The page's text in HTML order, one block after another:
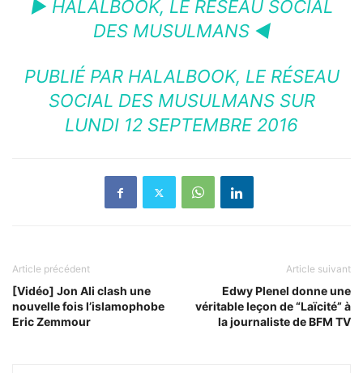
► HALALBOOK, LE RÉSEAU SOCIAL
DES MUSULMANS ◄
PUBLIÉ PAR HALALBOOK, LE RÉSEAU
SOCIAL DES MUSULMANSSUR
LUNDI 12 SEPTEMBRE 2016
Article précédent
[Vidéo] Jon Ali clash une
nouvelle fois l’islamophobe
Eric Zemmour
Article suivant
Edwy Plenel donne une
véritable leçon de “Laïcité” à
la journaliste de BFM TV